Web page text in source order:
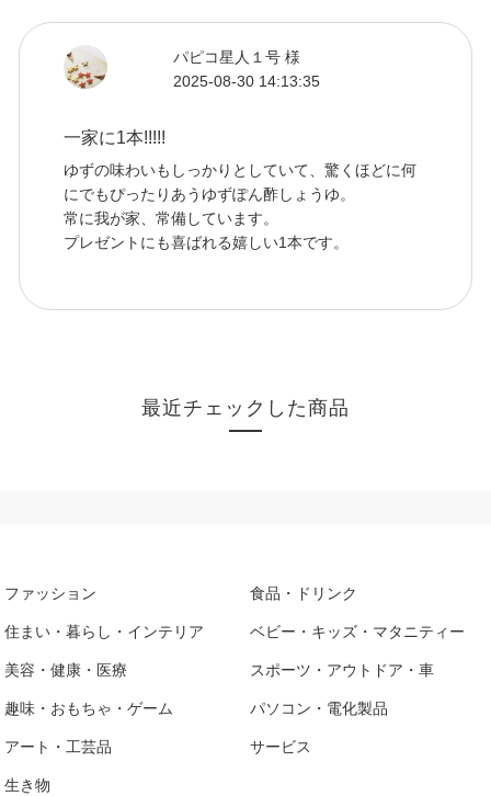
パピコ星人１号 様
2025-08-30 14:13:35
一家に1本!!!!!
ゆずの味わいもしっかりとしていて、驚くほどに何
にでもぴったりあうゆずぽん酢しょうゆ。
常に我が家、常備しています。
プレゼントにも喜ばれる嬉しい1本です。
最近チェックした商品
ファッション 食品・ドリンク
住まい・暮らし・インテリア ベビー・キッズ・マタニティー
美容・健康・医療 スポーツ・アウトドア・車
趣味・おもちゃ・ゲーム パソコン・電化製品
アート・工芸品 サービス
生き物